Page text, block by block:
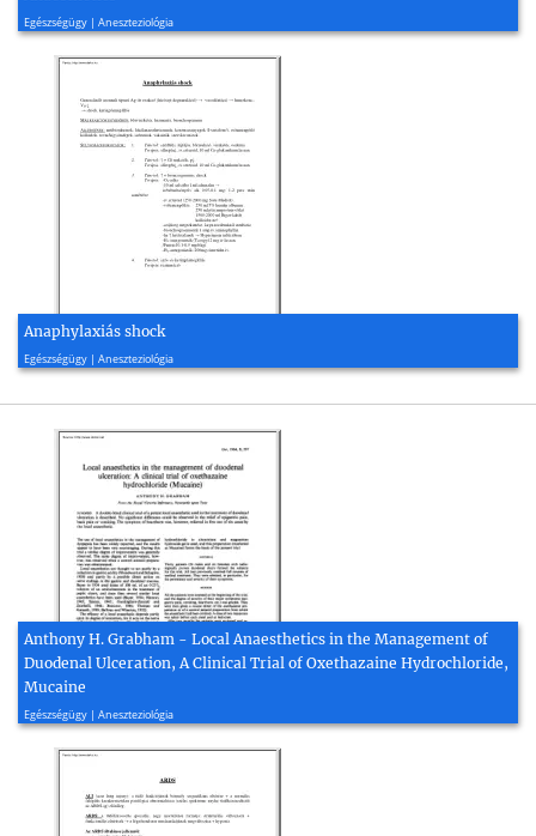
Egészségügy | Aneszteziológia
2001, 4 oldal
Anaphylaxiás shock
Egészségügy | Aneszteziológia
2008, 1 oldal
Anthony H. Grabham - Local Anaesthetics in the Management of
Duodenal Ulceration, A Clinical Trial of Oxethazaine Hydrochloride,
Mucaine
Egészségügy | Aneszteziológia
2006, 2 oldal